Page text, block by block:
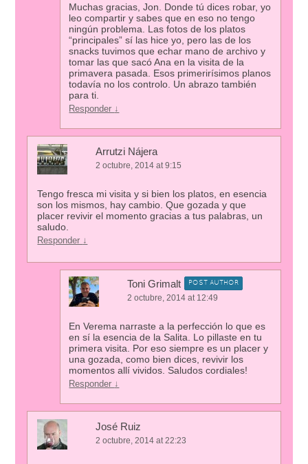
Muchas gracias, Jon. Donde tú dices robar, yo
leo compartir y sabes que en eso no tengo
ningún problema. Las fotos de los platos
“principales” sí las hice yo, pero las de los
snacks tuvimos que echar mano de archivo y
tomar las que sacó Ana en la visita de la
primavera pasada. Esos primerirísimos planos
todavía no los controlo. Un abrazo también
para ti.
Responder ↓
Arrutzi Nájera
2 octubre, 2014 at 9:15
Tengo fresca mi visita y si bien los platos, en esencia
son los mismos, hay cambio. Que gozada y que
placer revivir el momento gracias a tus palabras, un
saludo.
Responder ↓
Toni Grimalt POST AUTHOR
2 octubre, 2014 at 12:49
En Verema narraste a la perfección lo que es
en sí la esencia de la Salita. Lo pillaste en tu
primera visita. Por eso siempre es un placer y
una gozada, como bien dices, revivir los
momentos allí vividos. Saludos cordiales!
Responder ↓
José Ruiz
2 octubre, 2014 at 22:23